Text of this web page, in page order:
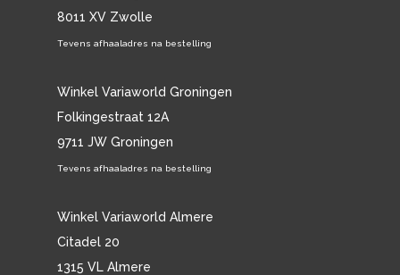
8011 XV Zwolle
Tevens afhaaladres na bestelling
Winkel Variaworld Groningen
Folkingestraat 12A
9711 JW Groningen
Tevens afhaaladres na bestelling
Winkel Variaworld Almere
Citadel 20
1315 VL Almere